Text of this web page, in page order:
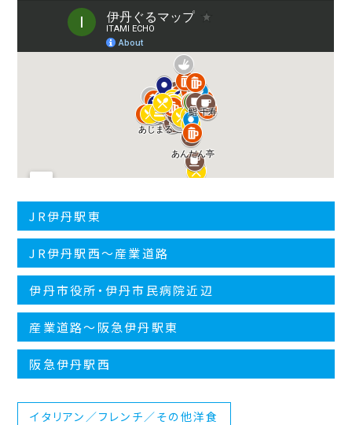
JR伊丹駅東
JR伊丹駅西〜産業道路
伊丹市役所・伊丹市民病院近辺
産業道路〜阪急伊丹駅東
阪急伊丹駅西
イタリアン／フレンチ／その他洋食